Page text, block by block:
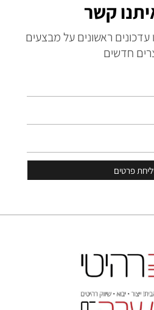
קשר
ראשונים על מבצעים
חדשים